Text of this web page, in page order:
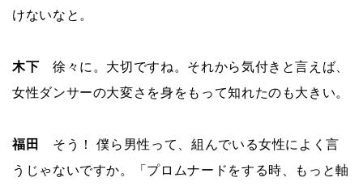
けないなと。
木下 徐々に。大切ですね。それから気付きと言えば、
女性ダンサーの大変さを身をもって知れたのも大きい。
福田
そう！ 僕ら男性って、組んでいる女性によく言
うじゃないですか。「プロムナードをする時、もっと軸